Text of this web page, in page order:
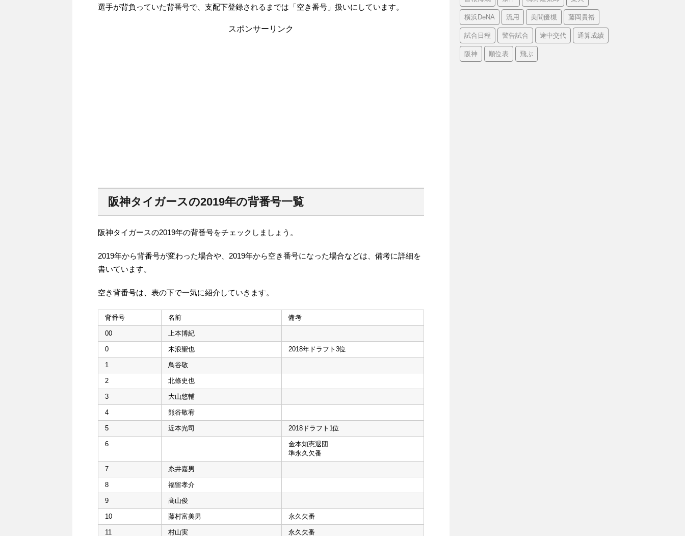
選手が背負っていた背番号で、支配下登録されるまでは「空き番号」扱いにしています。
スポンサーリンク
阪神タイガースの2019年の背番号一覧
阪神タイガースの2019年の背番号をチェックしましょう。
2019年から背番号が変わった場合や、2019年から空き番号になった場合などは、備考に詳細を
書いています。
空き背番号は、表の下で一気に紹介していきます。
背番号 名前 備考
00 上本博紀
0 木浪聖也 2018年ドラフト3位
1 鳥谷敬
2 北條史也
3 大山悠輔
4 熊谷敬宥
5 近本光司 2018ドラフト1位
6
金本知憲退団
準永久欠番
7 糸井嘉男
8 福留孝介
9 髙山俊
10 藤村富美男 永久欠番
11 村山実 永久欠番
横浜DeNA 流用 美間優槻 藤岡貴裕
試合日程 警告試合 途中交代 通算成績
阪神 順位表 飛ぶ